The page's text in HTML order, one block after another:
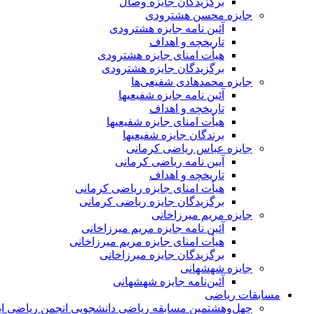
جایزه محسن هشترودی
آئین نامه جایزه هشترودی
تاریخچه و اهداف
هیأت امنای جایزه هشترودی
برگزیدگان جایزه هشترودی
جایزه محمدهادی شفیعی‌ها
آئین نامه جایزه شفیعیها
تاریخچه و اهداف
هیأت امنای جایزه شفیعیها
برندگان جایزه شفیعیها
جایزه عباس ریاضی کرمانی
آیین نامه ریاضی کرمانی
تاریخچه و اهداف
هیأت امنای جایزه ریاضی کرمانی
برگزیدگان جایزه ریاضی کرمانی
جایزه مریم میرزاخانی
آئین نامه جایزه مریم میرزاخانی
هیأت امنای جایزه مریم میرزاخانی
برگزیدگان جایزه میرزاخانی
جایزه شهشهانی
آئین‌نامه جایزه شهشهانی
مسابقات ریاضی
چهل‌و‌هشتمین مسابقه ریاضی دانشجویی انجمن ریاضی